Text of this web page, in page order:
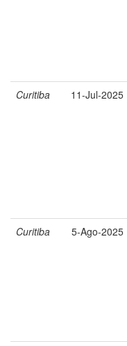
Curitiba 11-Jul-2025
Curitiba 5-Ago-2025